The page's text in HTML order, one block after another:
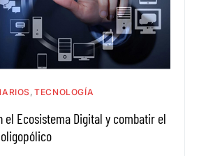
TECNOLOGÍA
el Ecosistema Digital y combatir el